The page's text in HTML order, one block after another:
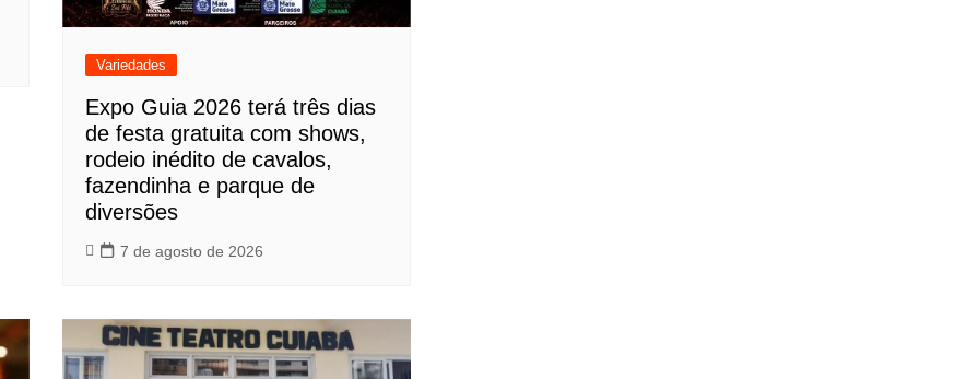
Variedades
Expo Guia 2026 terá três dias
de festa gratuita com shows,
rodeio inédito de cavalos,
fazendinha e parque de
diversões
7 de agosto de 2026